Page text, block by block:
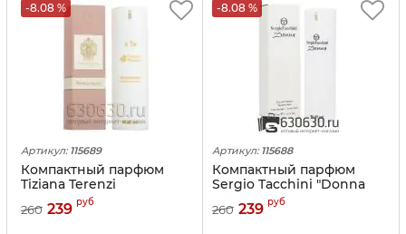
-8.08 %
Артикул: 115689
Компактный парфюм
Tiziana Terenzi
"Andromeda" 45 ml
260 239 руб
-8.08 %
Артикул: 115688
Компактный парфюм
Sergio Tacchini "Donna
Eau de Toilette" 45 ml
260 239 руб